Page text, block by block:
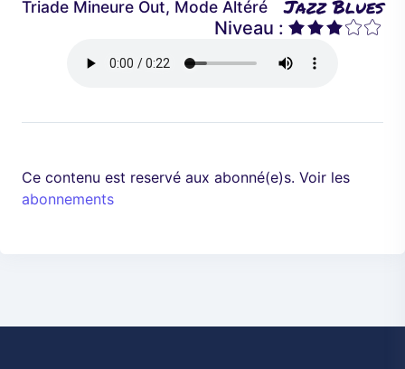
t
Triade Mineure Out, Mode Altéré
Jazz Blues
Niveau :
Ce contenu est reservé aux abonné(e)s. Voir les
abonnements